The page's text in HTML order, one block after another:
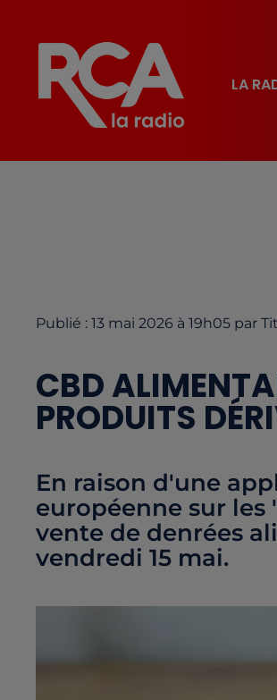
LA
Publié : 13 mai 2026 à 19h05 par
CBD
PRODUITS
En raison d'une
européenne sur
vente de denrées
vendredi 15 mai.